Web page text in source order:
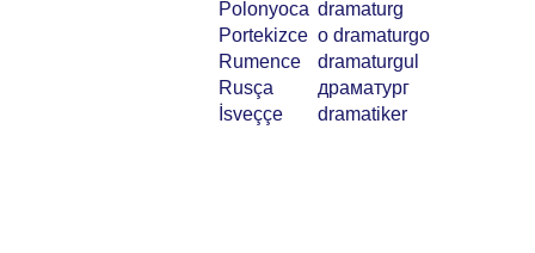
Polonyoca dramaturg
Portekizce o dramaturgo
Rumence
dramaturgul
Rusça
драматург
İsveççe
dramatiker